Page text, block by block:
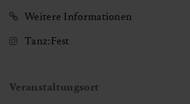
Weitere Informationen
Tanz:Fest
Veranstaltungsort